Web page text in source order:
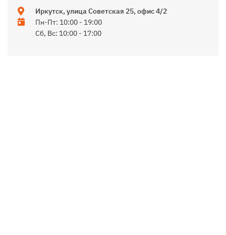
Иркутск, улица Советская 25, офис 4/2
Пн-Пт: 10:00 - 19:00
Сб, Вс: 10:00 - 17:00